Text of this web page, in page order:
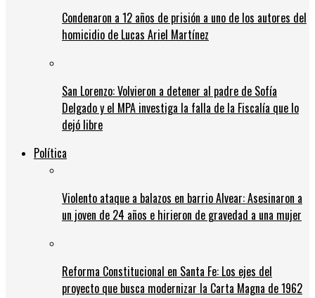
Condenaron a 12 años de prisión a uno de los autores del
homicidio de Lucas Ariel Martínez
San Lorenzo: Volvieron a detener al padre de Sofía
Delgado y el MPA investiga la falla de la Fiscalía que lo
dejó libre
Política
Violento ataque a balazos en barrio Alvear: Asesinaron a
un joven de 24 años e hirieron de gravedad a una mujer
Reforma Constitucional en Santa Fe: Los ejes del
proyecto que busca modernizar la Carta Magna de 1962